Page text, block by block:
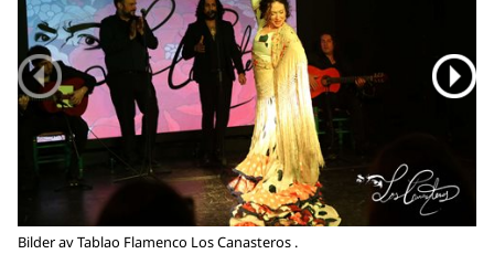
Bilder av Tablao Flamenco Los Canasteros .